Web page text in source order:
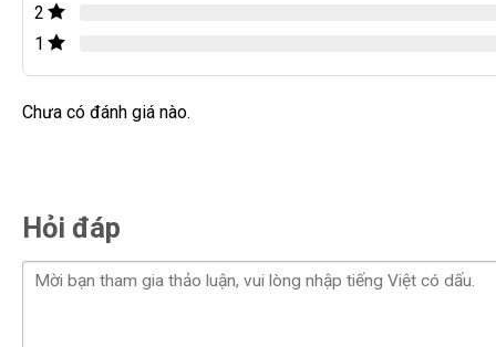
2
1
Chưa có đánh giá nào.
Hỏi đáp